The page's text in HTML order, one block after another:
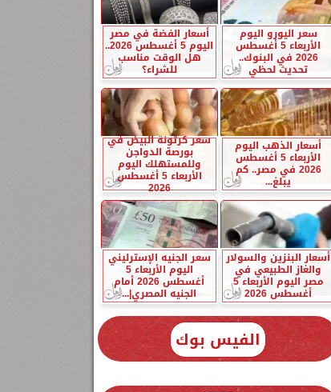
سعر اليورو اليوم
الأربعاء 5 أغسطس
2026 في البنوك..
تحديث لحظي
أسعار الفضة في مصر
اليوم 5 أغسطس 2026..
هل الوقت مناسب
للشراء؟
أسعار الذهب اليوم
الأربعاء 5 أغسطس
2026 في مصر.. كم
يبلغ...
سعر كرتونة البيض في
بورصة الدواجن
وللمستهلك اليوم
الأربعاء 5 أغسطس
2026
أسعار البنزين والسولار
والغاز الطبيعي في
مصر اليوم الأربعاء 5
أغسطس 2026
سعر الجنيه الإسترليني
اليوم الأربعاء 5
أغسطس 2026 أمام
الجنيه المصري|...
الفيس بوك